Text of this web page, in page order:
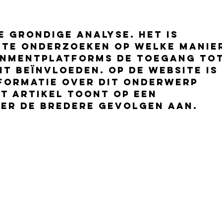
grondige analyse. Het is
onderzoeken op welke
de toegang
beïnvloeden. Op de website is
over dit onderwerp
artikel toont op een
de bredere gevolgen aan.